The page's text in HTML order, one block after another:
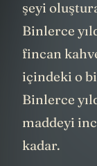
şeyi
Binlerce
fincan
içindeki o
Binlerce
maddeyi
kadar.